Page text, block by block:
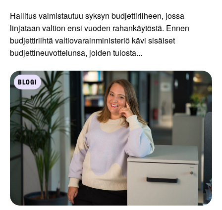
Hallitus valmistautuu syksyn budjettiriiheen, jossa
linjataan valtion ensi vuoden rahankäytöstä. Ennen
budjettiriihtä valtiovarainministeriö kävi sisäiset
budjettineuvottelunsa, joiden tulosta...
BLOGI